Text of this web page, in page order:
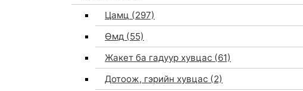
Цамц (297)
Өмд (55)
Жакет ба гадуур хувцас (61)
Дотоож, гэрийн хувцас (2)